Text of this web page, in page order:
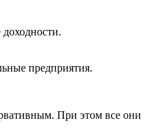
предприятия.
При этом все они